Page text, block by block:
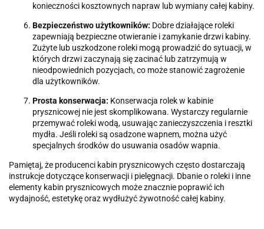
konieczności kosztownych napraw lub wymiany całej kabiny.
Bezpieczeństwo użytkowników: Dobre działające roleki
zapewniają bezpieczne otwieranie i zamykanie drzwi kabiny.
Zużyte lub uszkodzone roleki mogą prowadzić do sytuacji, w
których drzwi zaczynają się zacinać lub zatrzymują w
nieodpowiednich pozycjach, co może stanowić zagrożenie
dla użytkowników.
Prosta konserwacja: Konserwacja rolek w kabinie
prysznicowej nie jest skomplikowana. Wystarczy regularnie
przemywać roleki wodą, usuwając zanieczyszczenia i resztki
mydła. Jeśli roleki są osadzone wapnem, można użyć
specjalnych środków do usuwania osadów wapnia.
Pamiętaj, że producenci kabin prysznicowych często dostarczają
instrukcje dotyczące konserwacji i pielęgnacji. Dbanie o roleki i inne
elementy kabin prysznicowych może znacznie poprawić ich
wydajność, estetykę oraz wydłużyć żywotność całej kabiny.